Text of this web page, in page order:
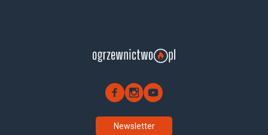
Newsletter